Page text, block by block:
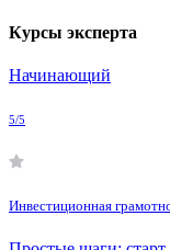
Курсы эксперта
Начинающий
5/5
Инвестиционная